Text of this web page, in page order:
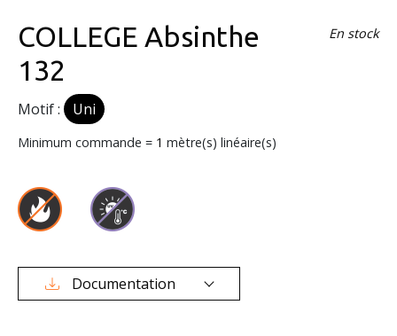
COLLEGE Absinthe
132
Motif : Uni
Minimum commande = 1 mètre(s) linéaire(s)
En stock
Documentation